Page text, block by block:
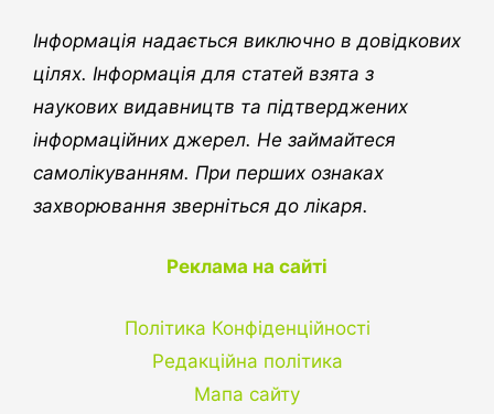
Інформація надається виключно в довідкових
цілях. Інформація для статей взята з
наукових видавництв та підтверджених
інформаційних джерел. Не займайтеся
самолікуванням. При перших ознаках
захворювання зверніться до лікаря.
Реклама на сайті
Політика Конфіденційності
Редакційна політика
Мапа сайту